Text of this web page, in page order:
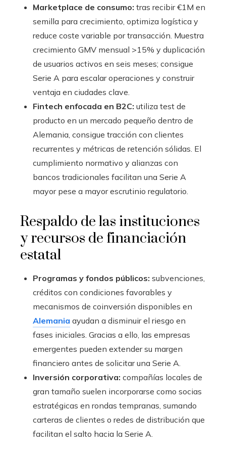
Marketplace de consumo: tras recibir €1M en
semilla para crecimiento, optimiza logística y
reduce coste variable por transacción. Muestra
crecimiento GMV mensual >15% y duplicación
de usuarios activos en seis meses; consigue
Serie A para escalar operaciones y construir
ventaja en ciudades clave.
Fintech enfocada en B2C: utiliza test de
producto en un mercado pequeño dentro de
Alemania, consigue tracción con clientes
recurrentes y métricas de retención sólidas. El
cumplimiento normativo y alianzas con
bancos tradicionales facilitan una Serie A
mayor pese a mayor escrutinio regulatorio.
Respaldo de las instituciones
y recursos de financiación
estatal
Programas y fondos públicos: subvenciones,
créditos con condiciones favorables y
mecanismos de coinversión disponibles en
Alemania ayudan a disminuir el riesgo en
fases iniciales. Gracias a ello, las empresas
emergentes pueden extender su margen
financiero antes de solicitar una Serie A.
Inversión corporativa: compañías locales de
gran tamaño suelen incorporarse como socias
estratégicas en rondas tempranas, sumando
carteras de clientes o redes de distribución que
facilitan el salto hacia la Serie A.